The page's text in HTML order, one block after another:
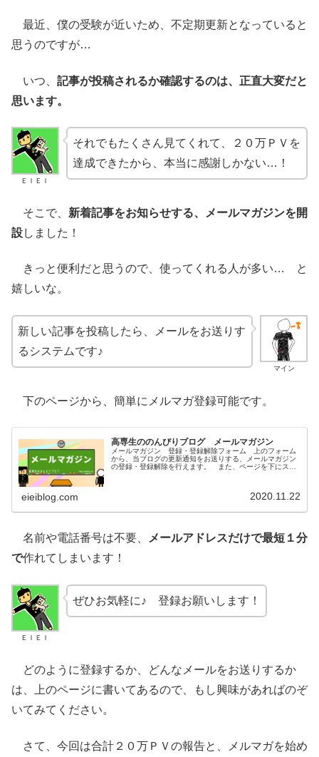
最近、僕の受験が近いため、不定期更新となっていると
思うのですが…
いつ、 記事が投稿されるか確認するのは、正直大変だと
思います。
ＥＩＥＩ
それでもたくさん見てくれて、２０万ＰＶを
達成できたから、本当に感謝しかない…！
そこで、 新着記事をお知らせする、メールマガジンを開
設しました！
きっと便利だと思うので、使ってくれる人が多い… と
嬉しいな。
マイン
新しい記事を投稿したら、メールをお送りす
るシステムです♪
下のページから、簡単にメルマガ登録可能です。
高専生ののんびりブログ メールマガジン
メールマガジン 登録・登録解除フォーム 上のフォーム
から、当ブログの更新通知をお送りする、メールマガジン
の登録・登録解除を行えます。 また、ページを下にスク
eieiblog.com 2020.11.22
名前や電話番号は不要、
メールアドレスだけで最短１分
で作れてしまいます！
ＥＩＥＩ
ぜひお気軽に♪ 登録お願いします！
どのように登録するか、どんなメールをお送りするか
は、上のページに書いてあるので、もし興味があればのぞ
いてみてください。
さて、今回は合計２０万ＰＶの報告と、メルマガを始め